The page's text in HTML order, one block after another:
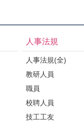
人事法規
人事法規(全)
教研人員
職員
校聘人員
技工工友